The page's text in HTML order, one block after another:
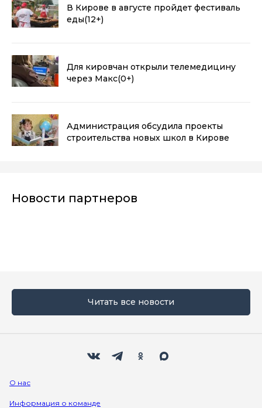
В Кирове в августе пройдет фестиваль
еды(12+)
Для кировчан открыли телемедицину
через Макс(0+)
Администрация обсудила проекты
строительства новых школ в Кирове
Новости партнеров
Читать все новости
О нас
Информация о команде